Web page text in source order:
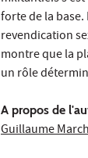
forte de la
revendication
montre que la
un rôle
A propos de
Guillaume